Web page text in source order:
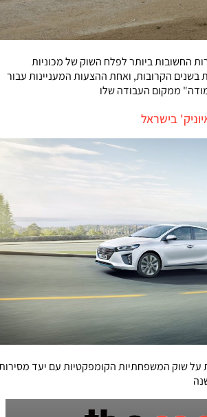
החשובות ביותר לפלח השוק של מכוניות
הקרובות, ואחת ההצעות המעניינות עבור
ממקום העבודה שלו
בישראל
על שוק המשפחתיות הקומפקטיות עם יעד מסירות